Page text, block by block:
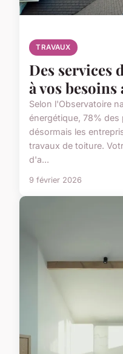
TRAVAUX
Des services
à vos
Selon l'Observatoire
énergétique, 78% des
désormais les
travaux de toiture.
d'a...
9 février 2026